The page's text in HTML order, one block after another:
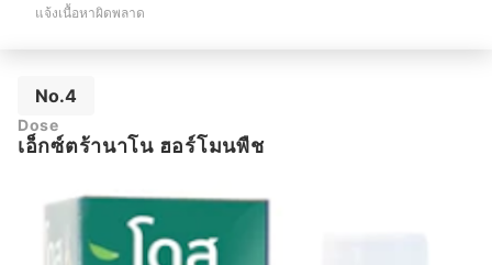
แจ้งเนื้อหาผิดพลาด
No.4
Dose
เอ็กซ์ตร้านาโน ฮอร์โมนพืช